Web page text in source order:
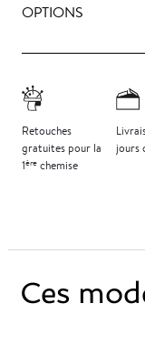
OPTIONS
Retouches
gratuites pour la
1ère chemise
jours
Ces